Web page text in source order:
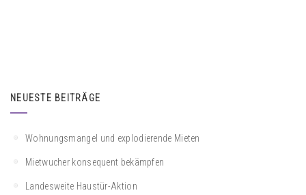
NEUESTE BEITRÄGE
Wohnungsmangel und explodierende Mieten
Mietwucher konsequent bekämpfen
Landesweite Haustür-Aktion